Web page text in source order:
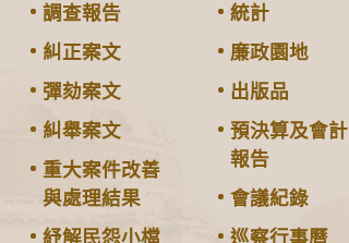
調查報告
糾正案文
彈劾案文
糾舉案文
重大案件改善
與處理結果
紓解民怨小檔
統計
廉政園地
出版品
預決算及會計
報告
會議紀錄
巡察行事曆